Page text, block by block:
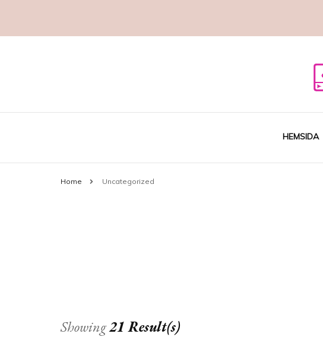
aggropekuliar.se HEMSIDA
Home Uncategorized
Showing21 Result(s)